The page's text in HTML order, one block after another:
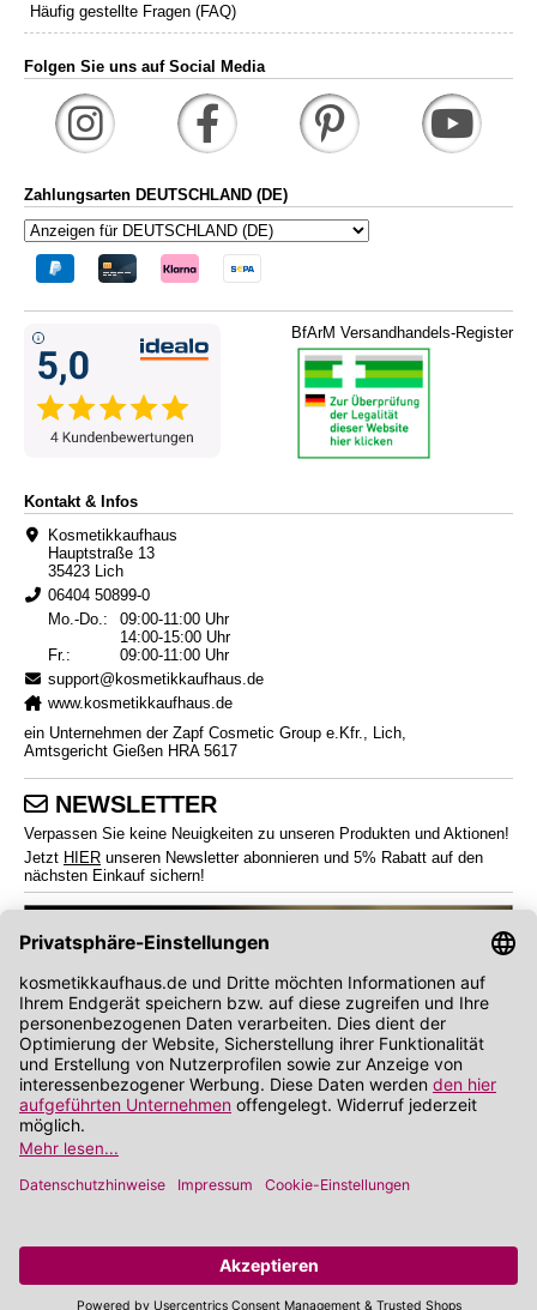
Häufig gestellte Fragen (FAQ)
Folgen Sie uns auf Social Media
Zahlungsarten DEUTSCHLAND (DE)
BfArM Versandhandels-Register
Kontakt & Infos
Kosmetikkaufhaus
Hauptstraße 13
35423 Lich
06404 50899-0
Mo.-Do.:
09:00-11:00 Uhr
14:00-15:00 Uhr
Fr.:
09:00-11:00 Uhr
support@kosmetikkaufhaus.de
www.kosmetikkaufhaus.de
ein Unternehmen der Zapf Cosmetic Group e.Kfr., Lich,
Amtsgericht Gießen HRA 5617
NEWSLETTER
Verpassen Sie keine Neuigkeiten zu unseren Produkten und Aktionen!
Jetzt HIER unseren Newsletter abonnieren und 5% Rabatt auf den
nächsten Einkauf sichern!
*
Angabe zu Rabatt und Preisnachlass bezieht sich auf die Preisempfehlung des
**
Wir nutzen Trusted Shops als unabhängigen Dienstleister für die Einholung von
Bewertungen. Trusted Shops hat Maßnahmen getroffen, um sicherzustellen, dass es